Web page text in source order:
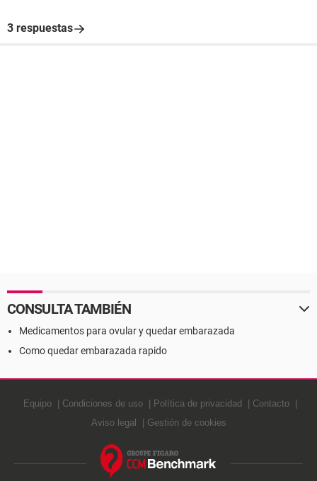
3 respuestas
CONSULTA TAMBIÉN
Medicamentos para ovular y quedar embarazada
Como quedar embarazada rapido
Equipo Condiciones de uso Política de privacidad
Contacto
Aviso legal
Gestión de cookies